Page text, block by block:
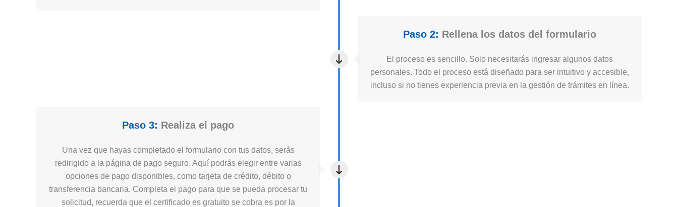
Paso 2: Rellena los datos del formulario
El proceso es sencillo. Solo necesitarás ingresar algunos datos
personales. Todo el proceso está diseñado para ser intuitivo y accesible,
incluso si no tienes experiencia previa en la gestión de trámites en línea.
Paso 3: Realiza el pago
Una vez que hayas completado el formulario con tus datos, serás
redirigido a la página de pago seguro. Aquí podrás elegir entre varias
opciones de pago disponibles, como tarjeta de crédito, débito o
transferencia bancaria. Completa el pago para que se pueda procesar tu
solicitud, recuerda que el certificado es gratuito se cobra es por la